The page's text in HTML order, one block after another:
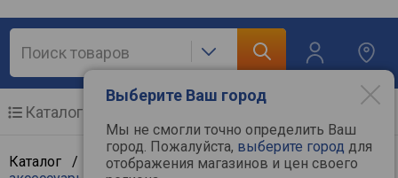
Выберите Ваш город
Мы не смогли точно определить Ваш
город. Пожалуйста, выберите город для
отображения магазинов и цен своего
Каталог
Каталог / Компьютерная техника/ Ноутбуки и